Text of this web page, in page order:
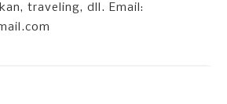
traveling, dll. Email: